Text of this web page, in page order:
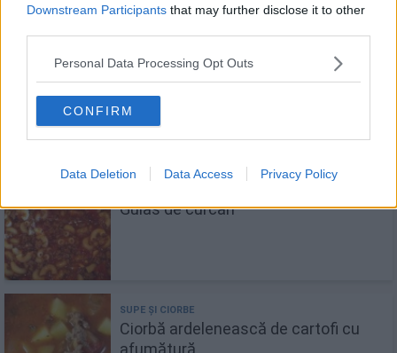
Downstream Participants that may further disclose it to other
Personal Data Processing Opt Outs
CONFIRM
Data Deletion Data Access Privacy Policy
Gulaș unguresc de porc cu cartofi
Gulas de curcan
Ciorbă ardelenească de cartofi cu
afumătură